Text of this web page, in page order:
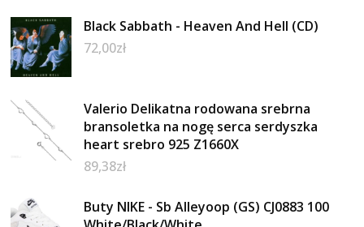
Black Sabbath - Heaven And Hell (CD)
72,00zł
Valerio Delikatna rodowana srebrna
bransoletka na nogę serca serdyszka
heart srebro 925 Z1660X
89,38zł
Buty NIKE - Sb Alleyoop (GS) CJ0883 100